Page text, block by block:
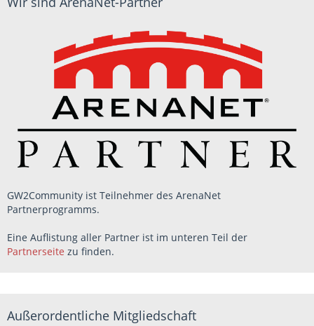
GW2Community ist Teilnehmer des ArenaNet
Partnerprogramms.
Eine Auflistung aller Partner ist im unteren Teil der
Partnerseite zu finden.
Außerordentliche Mitgliedschaft